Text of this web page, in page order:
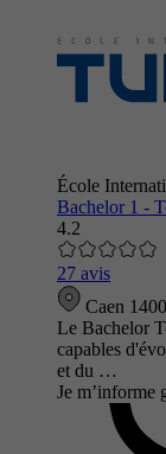
École
Bachelor 1 -
4.2
27 avis
Caen
Le Bachelor
capables
et du …
Je m’informe